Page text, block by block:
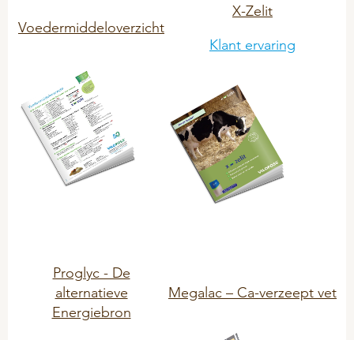
Mineralfutter
Problemlöser
Silierhilfsmittel
GEFLÜGEL
Picksteine/ Beschäftigung
Problemlöser
IMPRESSUM
Voedermiddeloverzicht
X-Zelit
Klant ervaring
Proglyc - De
alternatieve
Energiebron
Megalac – Ca-verzeept vet